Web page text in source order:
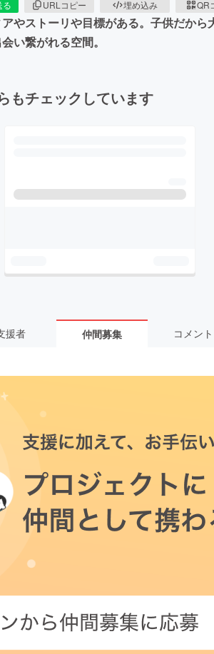
る URLコピー 埋め込み QR
やストーリや目標がある。子供だか
い繋がれる空間。
もチェックしています
援者 仲間募集 コメント